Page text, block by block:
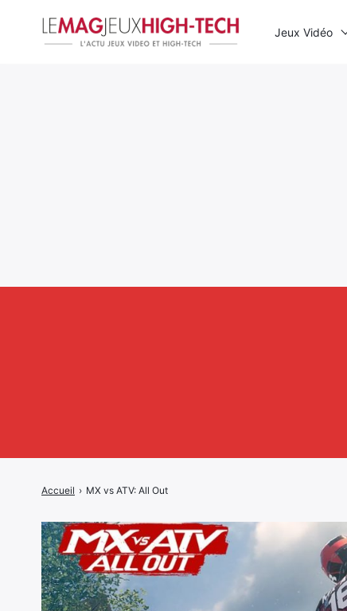
Accueil › MX vs ATV: All Out
Jeux Vidéo